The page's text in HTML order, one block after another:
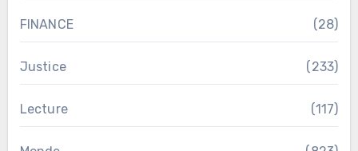
FINANCE (28)
Justice (233)
Lecture (117)